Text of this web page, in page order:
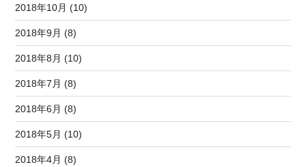
2018年10月 (10)
2018年9月 (8)
2018年8月 (10)
2018年7月 (8)
2018年6月 (8)
2018年5月 (10)
2018年4月 (8)